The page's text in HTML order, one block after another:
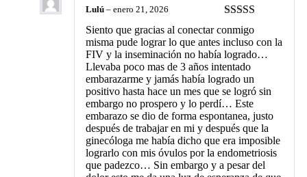
Valorado con
5de 5
Lulú – enero 21, 2026
Siento que gracias al conectar conmigo
misma pude lograr lo que antes incluso con la
FIV y la inseminación no había logrado…
Llevaba poco mas de 3 años intentado
embarazarme y jamás había logrado un
positivo hasta hace un mes que se logró sin
embargo no prospero y lo perdí… Este
embarazo se dio de forma espontanea, justo
después de trabajar en mi y después que la
ginecóloga me había dicho que era imposible
lograrlo con mis óvulos por la endometriosis
que padezco… Sin embargo y a pesar del